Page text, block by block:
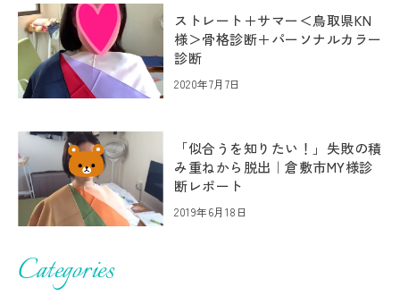
ストレート＋サマー＜鳥取県KN
様＞骨格診断＋パーソナルカラー
診断
2020年7月7日
「似合うを知りたい！」失敗の積
み重ねから脱出｜倉敷市MY様診
断レポート
2019年6月18日
Categories